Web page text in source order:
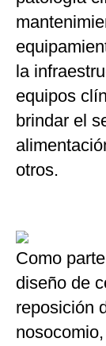
la
equipos
brindar el
otros.
Como
diseño de
reposición